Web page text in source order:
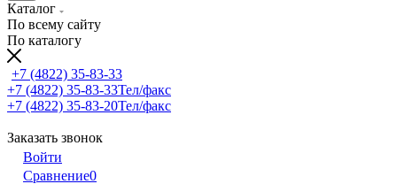
Каталог
По всему сайту
По каталогу
+7 (4822) 35-83-33
+7 (4822) 35-83-33Тел/факс
+7 (4822) 35-83-20Тел/факс
Заказать звонок
Войти
Сравнение0